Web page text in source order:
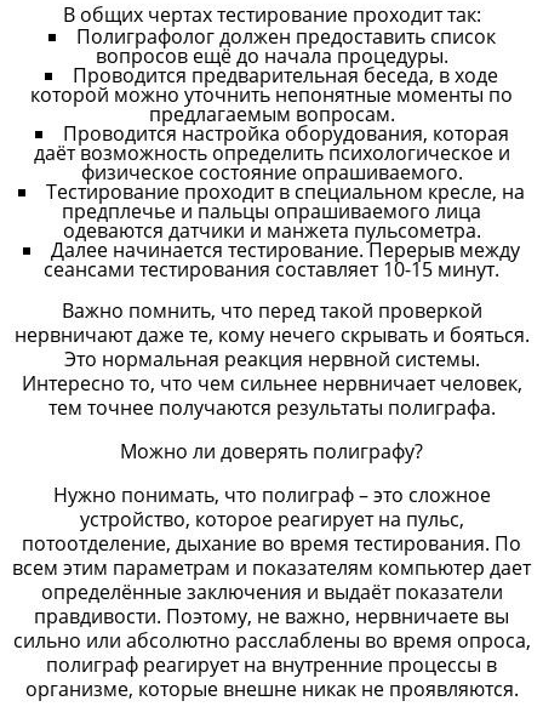
В общих чертах тестирование проходит так:
Полиграфолог должен предоставить список
вопросов ещё до начала процедуры.
Проводится предварительная беседа, в ходе
которой можно уточнить непонятные моменты по
предлагаемым вопросам.
Проводится настройка оборудования, которая
даёт возможность определить психологическое и
физическое состояние опрашиваемого.
Тестирование проходит в специальном кресле, на
предплечье и пальцы опрашиваемого лица
одеваются датчики и манжета пульсометра.
Далее начинается тестирование. Перерыв между
сеансами тестирования составляет 10-15 минут.
Важно помнить, что перед такой проверкой
нервничают даже те, кому нечего скрывать и бояться.
Это нормальная реакция нервной системы.
Интересно то, что чем сильнее нервничает человек,
тем точнее получаются результаты полиграфа.
Можно ли доверять полиграфу?
Нужно понимать, что полиграф – это сложное
устройство, которое реагирует на пульс,
потоотделение, дыхание во время тестирования. По
всем этим параметрам и показателям компьютер дает
определённые заключения и выдаёт показатели
правдивости. Поэтому, не важно, нервничаете вы
сильно или абсолютно расслаблены во время опроса,
полиграф реагирует на внутренние процессы в
организме, которые внешне никак не проявляются.